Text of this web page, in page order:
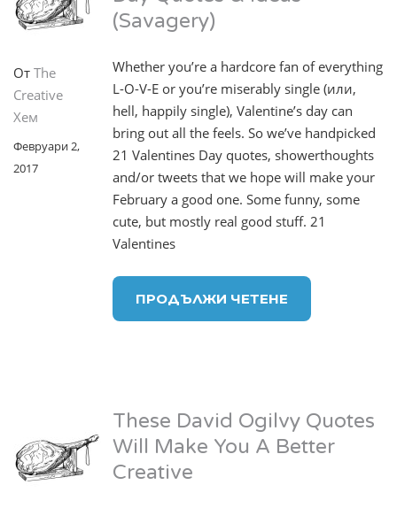
От The
Creative
Хем
Февруари 2,
2017
(Savagery)
Whether you’re a hardcore fan of everything
L-O-V-E or you’re miserably single (или,
hell, happily single), Valentine’s day can
bring out all the feels. So we’ve handpicked
21 Valentines Day quotes, showerthoughts
and/or tweets that we hope will make your
February a good one. Some funny, some
cute, but mostly real good stuff. 21
Valentines
ПРОДЪЛЖИ ЧЕТЕНЕ
These David Ogilvy Quotes
Will Make You A Better
Creative